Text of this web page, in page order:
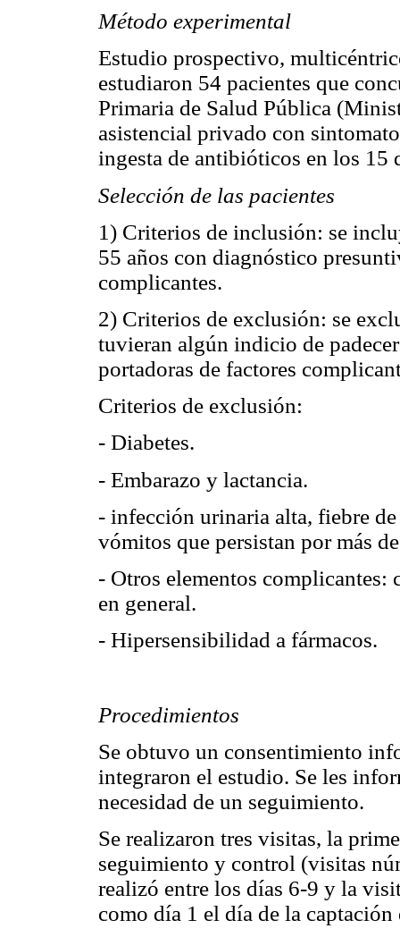
Método experimental
Estudio prospectivo,
estudiaron 54 pacientes que
Primaria de Salud Pública
asistencial privado con
ingesta de antibióticos en los 15
Selección de las pacientes
1) Criterios de inclusión: se
55 años con diagnóstico
complicantes.
2) Criterios de exclusión: se
tuvieran algún indicio de
portadoras de factores
Criterios de exclusión:
- Diabetes.
- Embarazo y lactancia.
- infección urinaria alta, fiebre
vómitos que persistan por más
- Otros elementos
en general.
- Hipersensibilidad a fármacos.
Procedimientos
Se obtuvo un consentimiento
integraron el estudio. Se les
necesidad de un seguimiento.
Se realizaron tres visitas, la
seguimiento y control (visitas
realizó entre los días 6-9 y la
como día 1 el día de la